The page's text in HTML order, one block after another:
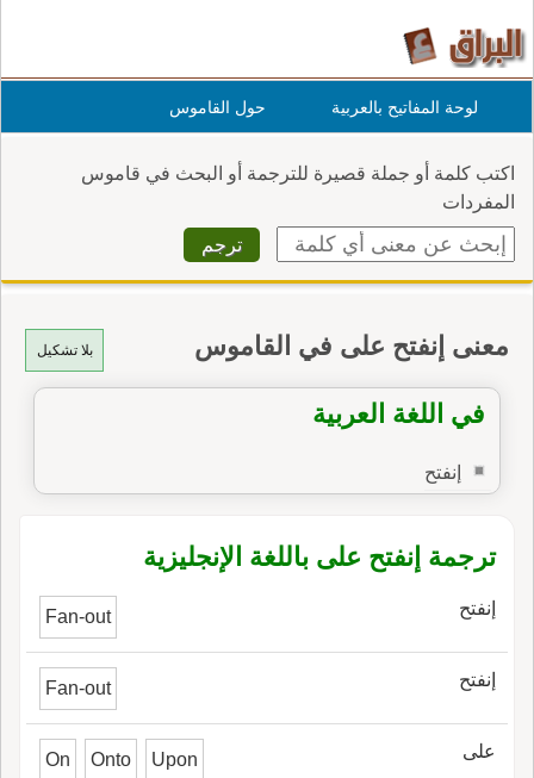
لوحة المفاتيح بالعربية حول القاموس
اكتب كلمة أو جملة قصيرة للترجمة أو البحث في قاموس
المفردات
بلا تشكيل معنى إنفتح على في القاموس
في اللغة العربية
إنفتح
ترجمة إنفتح على باللغة الإنجليزية
إنفتح Fan-out
إنفتح Fan-out
على On Onto Upon